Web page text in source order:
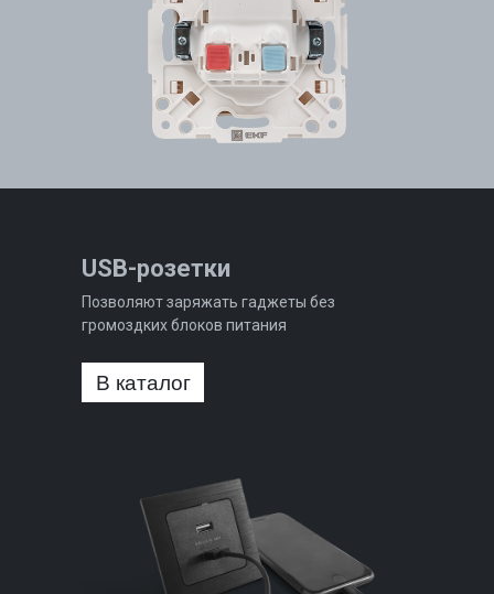
Позволяют заряжать гаджеты без
громоздких блоков питания
USB-розетки
В каталог